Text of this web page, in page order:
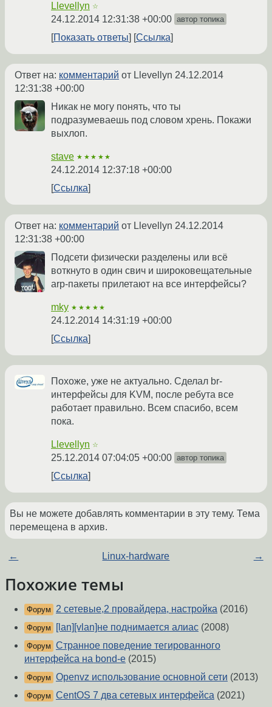
Llevellyn ☆
24.12.2014 12:31:38 +00:00 автор топика
Показать ответы Ссылка
Ответ на: комментарий от Llevellyn 24.12.2014
12:31:38 +00:00
Никак не могу понять, что ты
подразумеваешь под словом хрень. Покажи
выхлоп.
stave ★★★★★
24.12.2014 12:37:18 +00:00
Ссылка
Ответ на: комментарий от Llevellyn 24.12.2014
12:31:38 +00:00
Подсети физически разделены или всё
воткнуто в один свич и широковещательные
arp-пакеты прилетают на все интерфейсы?
mky ★★★★★
24.12.2014 14:31:19 +00:00
Ссылка
Похоже, уже не актуально. Сделал br-
интерфейсы для KVM, после ребута все
работает правильно. Всем спасибо, всем
пока.
Llevellyn ☆
25.12.2014 07:04:05 +00:00 автор топика
Ссылка
Вы не можете добавлять комментарии в эту тему. Тема
перемещена в архив.
← Linux-hardware →
Похожие темы
Форум 2 сетевые,2 провайдера, настройка (2016)
Форум [lan][vlan]не поднимается алиас (2008)
Форум Странное поведение тегированного
интерфейса на bond-е (2015)
Форум Openvz использование основной сети (2013)
Форум CentOS 7 два сетевых интерфейса (2021)